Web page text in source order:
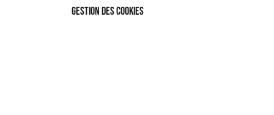
Gestion des cookies